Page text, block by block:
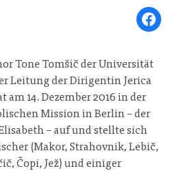
Share on
Tone Tomšič der Universität
Leitung der Dirigentin Jerica
am 14. Dezember 2016 in der
Mission in Berlin – der
– auf und stellte sich
(Makor, Strahovnik, Lebič,
Čopi, Jež) und einiger